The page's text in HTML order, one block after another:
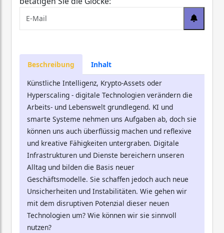
Beschreibung
Inhalt
Künstliche Intelligenz, Krypto-Assets oder
Hyperscaling - digitale Technologien verändern die
Arbeits- und Lebenswelt grundlegend. KI und
smarte Systeme nehmen uns Aufgaben ab, doch sie
können uns auch überflüssig machen und reflexive
und kreative Fähigkeiten untergraben. Digitale
Infrastrukturen und Dienste bereichern unseren
Alltag und bilden die Basis neuer
Geschäftsmodelle. Sie schaffen jedoch auch neue
Unsicherheiten und Instabilitäten. Wie gehen wir
mit dem disruptiven Potenzial dieser neuen
Technologien um? Wie können wir sie sinnvoll
nutzen?